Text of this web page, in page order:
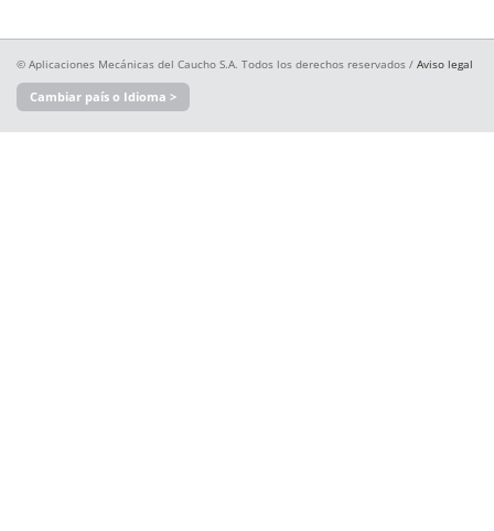
© Aplicaciones Mecánicas del Caucho S.A. Todos los derechos reservados / Aviso legal
Cambiar país o Idioma >